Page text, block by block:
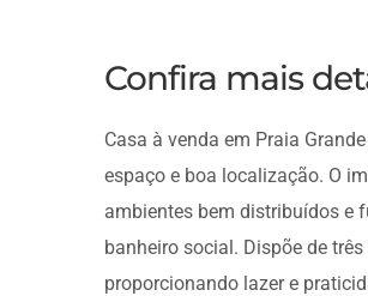
Confira mais
Casa à venda em Praia
espaço e boa localização. O
ambientes bem distribuídos e
banheiro social. Dispõe de
proporcionando lazer e